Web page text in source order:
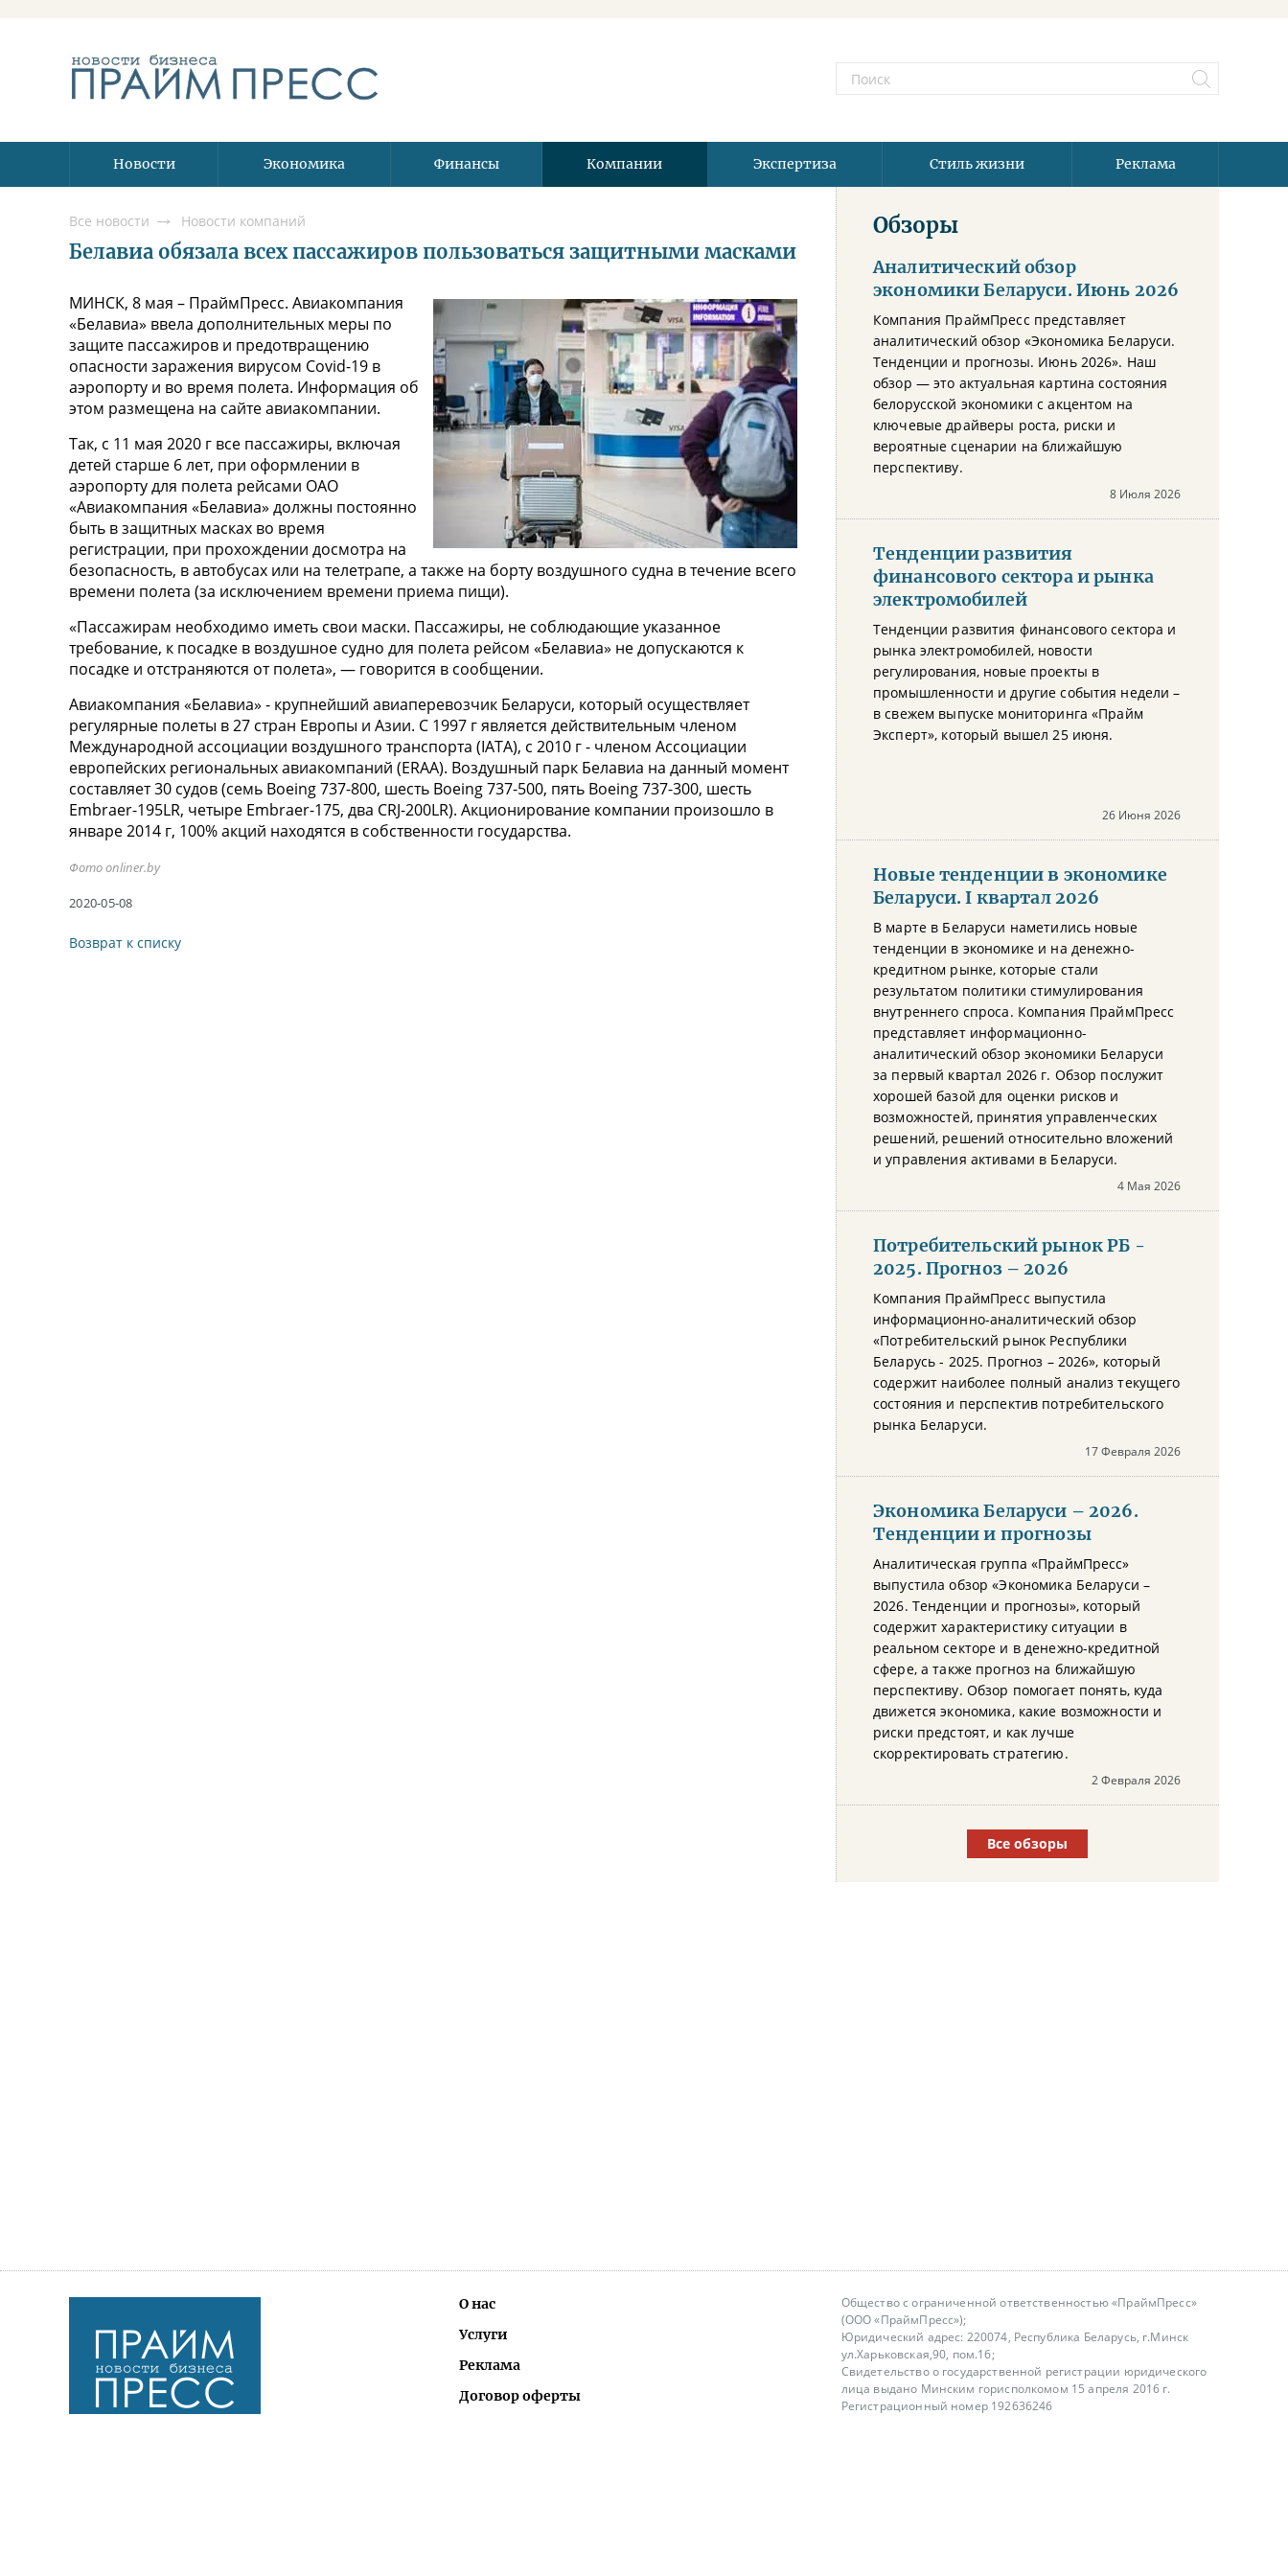
Новости Экономика Финансы Компании Экспертиза Стиль жизни Реклама
Все новости Новости компаний
Белавиа обязала всех пассажиров пользоваться защитными масками
МИНСК, 8 мая – ПраймПресс. Авиакомпания
«Белавиа» ввела дополнительных меры по
защите пассажиров и предотвращению
опасности заражения вирусом Covid-19 в
аэропорту и во время полета. Информация об
этом размещена на сайте авиакомпании.
Так, с 11 мая 2020 г все пассажиры, включая
детей старше 6 лет, при оформлении в
аэропорту для полета рейсами ОАО
«Авиакомпания «Белавиа» должны постоянно
быть в защитных масках во время
регистрации, при прохождении досмотра на
безопасность, в автобусах или на телетрапе, а также на борту воздушного судна в течение всего
времени полета (за исключением времени приема пищи).
«Пассажирам необходимо иметь свои маски. Пассажиры, не соблюдающие указанное
требование, к посадке в воздушное судно для полета рейсом «Белавиа» не допускаются к
посадке и отстраняются от полета», — говорится в сообщении.
Авиакомпания «Белавиа» - крупнейший авиаперевозчик Беларуси, который осуществляет
регулярные полеты в 27 стран Европы и Азии. С 1997 г является действительным членом
Международной ассоциации воздушного транспорта (IATA), с 2010 г - членом Ассоциации
европейских региональных авиакомпаний (ERAA). Воздушный парк Белавиа на данный момент
составляет 30 судов (семь Boeing 737-800, шесть Boeing 737-500, пять Boeing 737-300, шесть
Embraer-195LR, четыре Embraer-175, два CRJ-200LR). Акционирование компании произошло в
январе 2014 г, 100% акций находятся в собственности государства.
Фото onliner.by
2020-05-08
Возврат к списку
Обзоры
Аналитический обзор
экономики Беларуси. Июнь 2026
Компания ПраймПресс представляет
аналитический обзор «Экономика Беларуси.
Тенденции и прогнозы. Июнь 2026». Наш
обзор — это актуальная картина состояния
белорусской экономики с акцентом на
ключевые драйверы роста, риски и
вероятные сценарии на ближайшую
перспективу.
8 Июля 2026
Тенденции развития
финансового сектора и рынка
электромобилей
Тенденции развития финансового сектора и
рынка электромобилей, новости
регулирования, новые проекты в
промышленности и другие события недели –
в свежем выпуске мониторинга «Прайм
Эксперт», который вышел 25 июня.
26 Июня 2026
Новые тенденции в экономике
Беларуси. I квартал 2026
В марте в Беларуси наметились новые
тенденции в экономике и на денежно-
кредитном рынке, которые стали
результатом политики стимулирования
внутреннего спроса. Компания ПраймПресс
представляет информационно-
аналитический обзор экономики Беларуси
за первый квартал 2026 г. Обзор послужит
хорошей базой для оценки рисков и
возможностей, принятия управленческих
решений, решений относительно вложений
и управления активами в Беларуси.
4 Мая 2026
Потребительский рынок РБ -
2025. Прогноз – 2026
Компания ПраймПресс выпустила
информационно-аналитический обзор
«Потребительский рынок Республики
Беларусь - 2025. Прогноз – 2026», который
содержит наиболее полный анализ текущего
состояния и перспектив потребительского
рынка Беларуси.
17 Февраля 2026
Экономика Беларуси – 2026.
Тенденции и прогнозы
Аналитическая группа «ПраймПресс»
выпустила обзор «Экономика Беларуси –
2026. Тенденции и прогнозы», который
содержит характеристику ситуации в
реальном секторе и в денежно-кредитной
сфере, а также прогноз на ближайшую
перспективу. Обзор помогает понять, куда
движется экономика, какие возможности и
риски предстоят, и как лучше
скорректировать стратегию.
2 Февраля 2026
Все обзоры
О нас
Услуги
Реклама
Договор оферты
Общество с ограниченной ответственностью «ПраймПресс»
(ООО «ПраймПресс»);
Юридический адрес: 220074, Республика Беларусь, г.Минск
ул.Харьковская,90, пом.16;
Свидетельство о государственной регистрации юридического
лица выдано Минским горисполкомом 15 апреля 2016 г.
Регистрационный номер 192636246